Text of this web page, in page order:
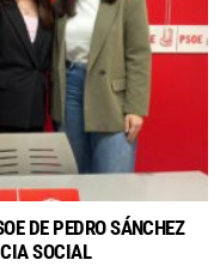
DE PEDRO SÁNCHEZ
SOCIAL